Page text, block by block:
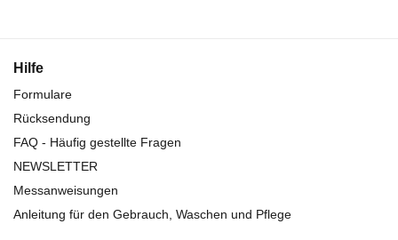
Hilfe
Formulare
Rücksendung
FAQ - Häufig gestellte Fragen
NEWSLETTER
Messanweisungen
Anleitung für den Gebrauch, Waschen und Pflege